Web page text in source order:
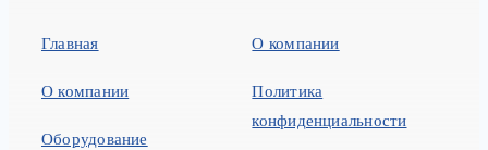
Главная
О компании
Оборудование
О компании
Политика
конфиденциальности